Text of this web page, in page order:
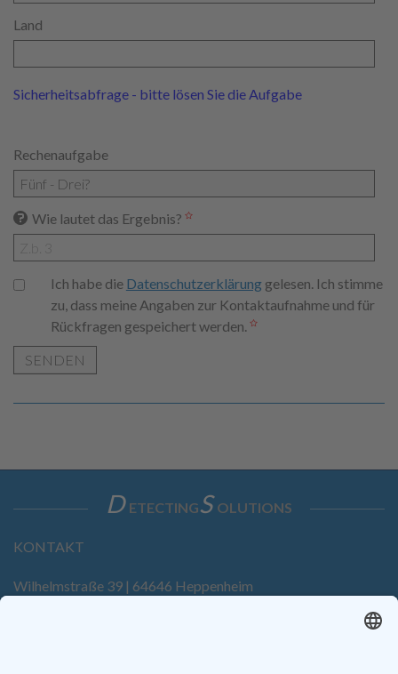
Land
Sicherheitsabfrage - bitte lösen Sie die Aufgabe
Rechenaufgabe
Wie lautet das Ergebnis?
Ich habe die Datenschutzerklärunggelesen. Ich stimme
zu, dass meine Angaben zur Kontaktaufnahme und für
Rückfragen gespeichert werden.
SENDEN
D ETECTINGS OLUTIONS
KONTAKT
Wilhelmstraße 39 | 64646 Heppenheim